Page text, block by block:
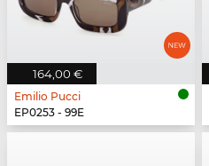
164,00 €
Emilio Pucci
EP0253 - 99E